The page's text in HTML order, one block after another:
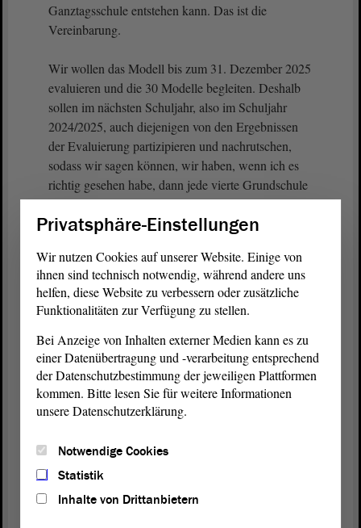
Ganztagsschule entstehen kann. Das ist die
Vereinbarung.
Wir wollen das Modell bis zum 31. Dezember 2025
evaluieren und die 30 Modelle begleiten. Deshalb
sollen im nächsten Schuljahr, also im Schuljahr
2024/2025, auch diejenigen von den Ergebnissen
der Evaluierung partizipieren und nachrutschen,
sodass wir sagen können, wir haben, wenn ich es
richtig gesehen habe, dann jede vierte Grundschule
zumindest in einer besseren Kooperation. Ich hoffe,
dass das Schule macht, sodass sich alle auf den
Ganztagsschule verstehen, im Grundschulbereich
umzusetzen.
Mir selbst ist sehr daran gelegen, weil die
Hortträger im Augenblick sehr verunsichert sind,
weil ich mich bisher zurückgehalten habe. Aber wir
werden jetzt alle drei Gruppen, die ich beschrieben
habe, gemeinsam anschreiben und für die Sicherheit
sorgen, dass sie sich auf den richtigen Weg gemacht
kurzfristig lösen.
Ich will noch einmal deutlich machen: Wir erfüllen
Privatsphäre-Einstellungen
Wir nutzen Cookies auf unserer Website. Einige von
ihnen sind technisch notwendig, während andere uns
helfen, diese Website zu verbessern oder zusätzliche
Funktionalitäten zur Verfügung zu stellen.
Bei Anzeige von Inhalten externer Medien kann es zu
einer Datenübertragung und -verarbeitung entsprechend
der Datenschutzbestimmung der jeweiligen Plattformen
kommen. Bitte lesen Sie für weitere Informationen
unsere Datenschutzerklärung.
Notwendige Cookies
Statistik
Inhalte von Drittanbietern